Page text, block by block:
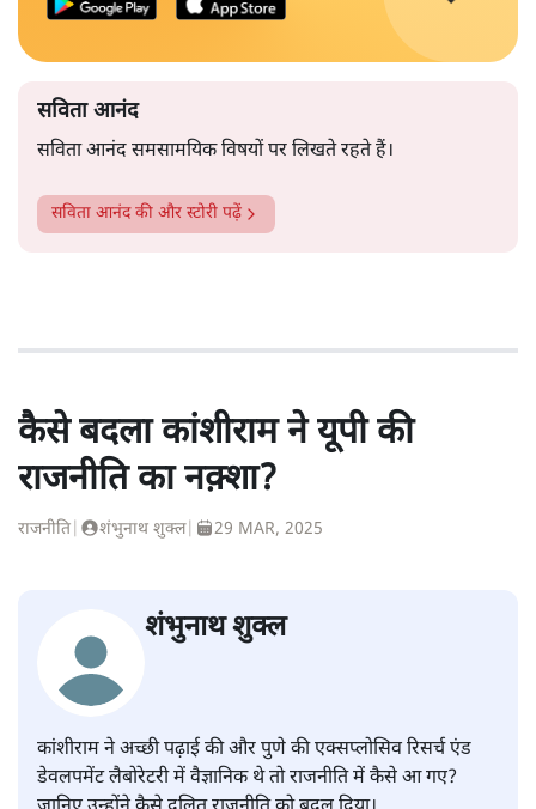
सविता आनंद
सविता आनंद समसामयिक विषयों पर लिखते रहते हैं।
सविता आनंदकी और स्टोरी पढ़ें
कैसे बदला कांशीराम ने यूपी की
राजनीति का नक़्शा?
राजनीति शंभुनाथ शुक्ल| 29 MAR, 2025